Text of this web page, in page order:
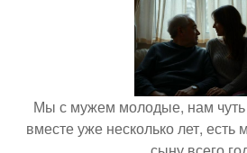
Мы с мужем молодые, нам
вместе уже несколько лет, есть